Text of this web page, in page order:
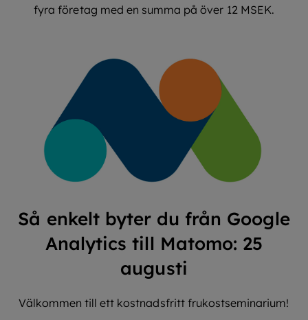
fyra företag med en summa på över 12 MSEK.
Så enkelt byter du från Google
Analytics till Matomo: 25
augusti
Välkommen till ett kostnadsfritt frukostseminarium!